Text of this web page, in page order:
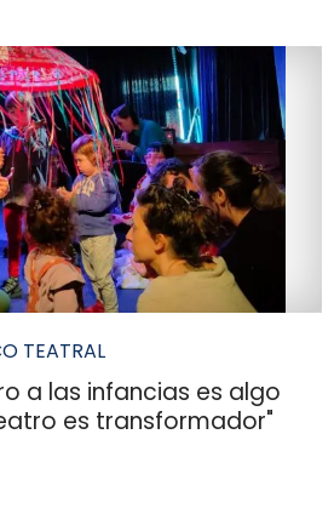
TEATRAL
a las infancias es algo
es transformador"